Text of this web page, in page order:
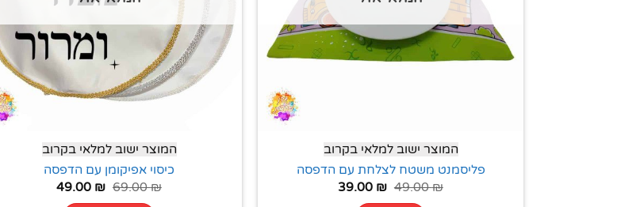
המוצר ישוב למלאי בקרוב
פליסמנט משטח לצלחת עם הדפסה
49.00₪
39.00 ₪
המוצר ישוב למלאי בקרוב
כיסוי אפיקומן עם הדפסה
69.00₪
49.00 ₪